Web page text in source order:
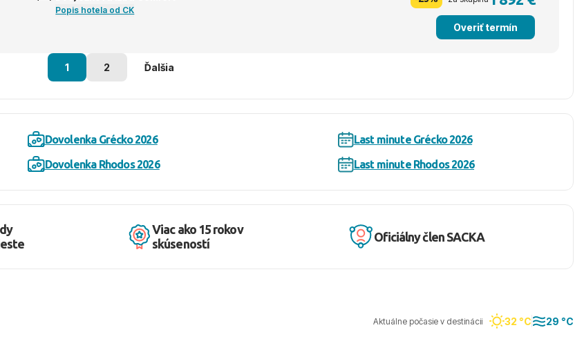
Popis hotela od CK
Overiť termín
1 2 Ďalšia
Dovolenka Grécko 2026
Last minute Grécko 2026
Dovolenka Rhodos 2026
Last minute Rhodos 2026
Viac ako 15 rokov
skúseností
Oficiálny člen SACKA
Aktuálne počasie v destinácii 32 °C 29 °C